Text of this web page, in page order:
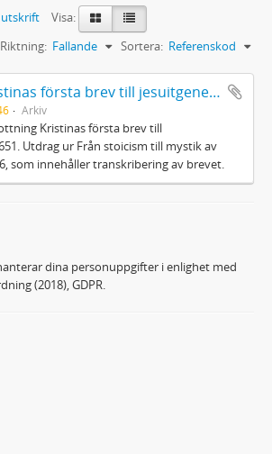
utskrift
Visa:
Sortera: Referenskod
Riktning: Fallande
Drottning Kristinas första brev till jesuitgeneralen 1651
Arkiv
Kristinas första brev till
Utdrag ur Från stoicism till mystik av
som innehåller transkribering av brevet.
dina personuppgifter i enlighet med
(2018), GDPR.